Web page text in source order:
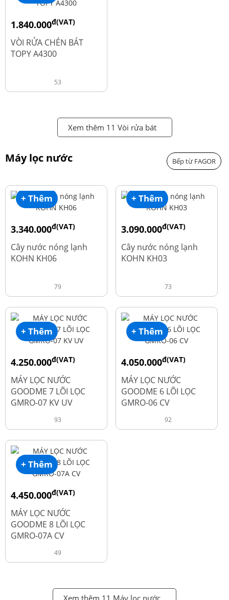
1.840.000đ(VAT)
2.450.000
VÒI RỬA CHÉN BÁT
TOPY A4300
53
Xem thêm 11 Vòi rửa bát
Máy lọc nước Bếp từ FAGOR
+ Thêm
3.340.000đ(VAT)
Cây nước nóng lạnh
KOHN KH06
79
+ Thêm
3.090.000đ(VAT)
Cây nước nóng lạnh
KOHN KH03
73
+ Thêm
4.250.000đ(VAT)
6.050.000
MÁY LỌC NƯỚC
GOODME 7 LÕI LỌC
GMRO-07 KV UV
93
+ Thêm
4.050.000đ(VAT)
5.250.000
MÁY LỌC NƯỚC
GOODME 6 LÕI LỌC
GMRO-06 CV
92
+ Thêm
4.450.000đ(VAT)
6.250.000
MÁY LỌC NƯỚC
GOODME 8 LÕI LỌC
GMRO-07A CV
49
Xem thêm 11 Máy lọc nước